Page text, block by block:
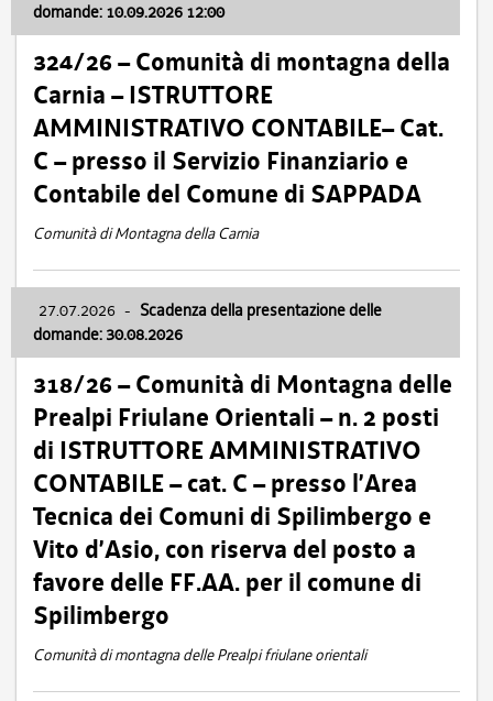
domande: 10.09.2026 12:00
324/26 – Comunità di montagna della
Carnia – ISTRUTTORE
AMMINISTRATIVO CONTABILE– Cat.
C – presso il Servizio Finanziario e
Contabile del Comune di SAPPADA
Comunità di Montagna della Carnia
27.07.2026 - Scadenza della presentazione delle
domande: 30.08.2026
318/26 – Comunità di Montagna delle
Prealpi Friulane Orientali – n. 2 posti
di ISTRUTTORE AMMINISTRATIVO
CONTABILE – cat. C – presso l’Area
Tecnica dei Comuni di Spilimbergo e
Vito d’Asio, con riserva del posto a
favore delle FF.AA. per il comune di
Spilimbergo
Comunità di montagna delle Prealpi friulane orientali